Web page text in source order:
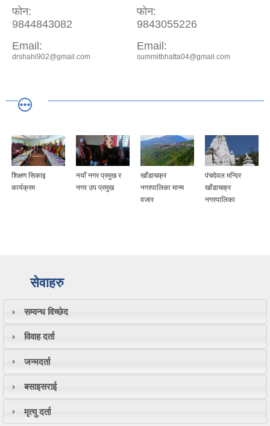
फोन:
9844843082
Email:
drshahi902@gmail.com
फोन:
9843055226
Email:
summitbhatta04@gmail.com
शिक्षण सिकाइ
कार्यक्रम
नयाँ नगर प्रमुख र
नगर उप प्रमुख
खाँडाचक्र
नगरपालिका मान्म
वजार
पंचदेवल मन्दिर
खाँडाचक्र
नगरपालिका
सेवाहरु
सम्वन्ध विच्छेद
विवाह दर्ता
जन्मदर्ता
बसाइसराई
मृत्यु दर्ता